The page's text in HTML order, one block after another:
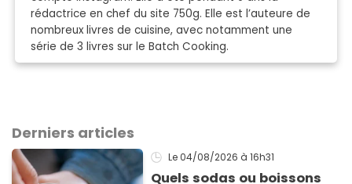
rédactrice en chef du site 750g. Elle est l’auteure de
nombreux livres de cuisine, avec notamment une
série de 3 livres sur le Batch Cooking.
Derniers articles
Le 04/08/2026 à 16h31
Quels sodas ou boissons